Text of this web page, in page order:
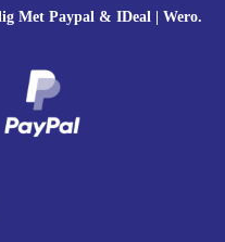
Met Paypal & IDeal | Wero.